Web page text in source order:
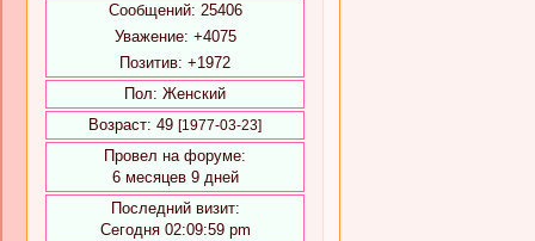
Сообщений: 25406
Уважение: +4075
Позитив: +1972
Пол: Женский
Возраст: 49 [1977-03-23]
Провел на форуме:
6 месяцев 9 дней
Последний визит:
Сегодня 02:09:59 pm